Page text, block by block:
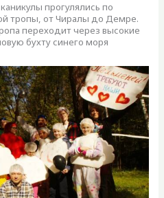
прогулялись по
тропы, от Чиралы до Демре.
переходит через высокие
бухту синего моря